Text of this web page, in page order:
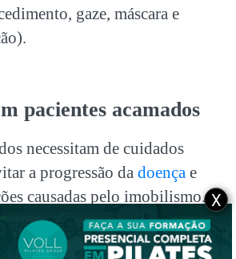
gaze, máscara e
pacientes acamados
necessitam de cuidados
a progressão da doença e
causadas pelo imobilismo.
para esses casos para esses
X